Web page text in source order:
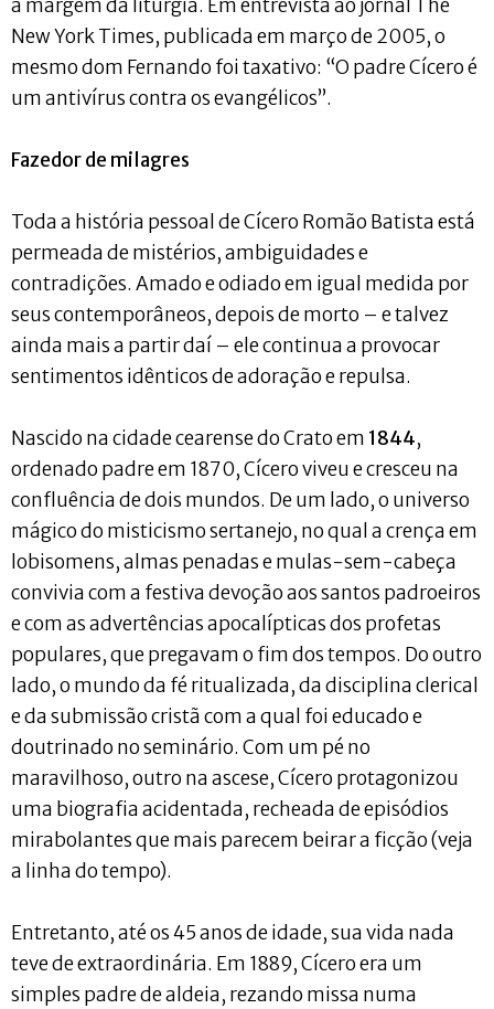
à margem da liturgia. Em entrevista ao jornal The
New York Times, publicada em março de 2005, o
mesmo dom Fernando foi taxativo: “O padre Cícero é
um antivírus contra os evangélicos”.
Fazedor de milagres
Toda a história pessoal de Cícero Romão Batista está
permeada de mistérios, ambiguidades e
contradições. Amado e odiado em igual medida por
seus contemporâneos, depois de morto – e talvez
ainda mais a partir daí – ele continua a provocar
sentimentos idênticos de adoração e repulsa.
Nascido na cidade cearense do Crato em 1844,
ordenado padre em 1870, Cícero viveu e cresceu na
confluência de dois mundos. De um lado, o universo
mágico do misticismo sertanejo, no qual a crença em
lobisomens, almas penadas e mulas-sem-cabeça
convivia com a festiva devoção aos santos padroeiros
e com as advertências apocalípticas dos profetas
populares, que pregavam o fim dos tempos. Do outro
lado, o mundo da fé ritualizada, da disciplina clerical
e da submissão cristã com a qual foi educado e
doutrinado no seminário. Com um pé no
maravilhoso, outro na ascese, Cícero protagonizou
uma biografia acidentada, recheada de episódios
mirabolantes que mais parecem beirar a ficção (veja
a linha do tempo).
Entretanto, até os 45 anos de idade, sua vida nada
teve de extraordinária. Em 1889, Cícero era um
simples padre de aldeia, rezando missa numa